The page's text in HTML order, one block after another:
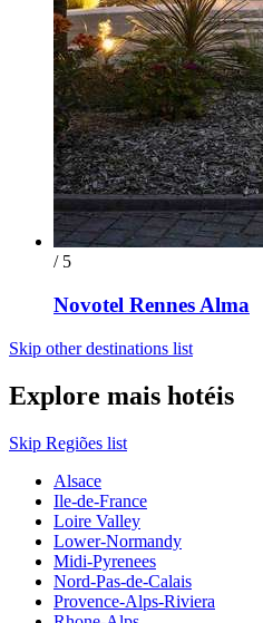
/ 5
Novotel Rennes Alma
Skip other destinations list
Explore mais hotéis
Skip Regiões list
Alsace
Ile-de-France
Loire Valley
Lower-Normandy
Midi-Pyrenees
Nord-Pas-de-Calais
Provence-Alps-Riviera